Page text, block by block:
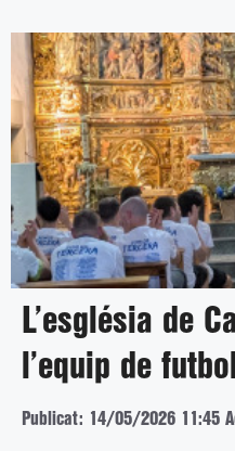
L’església de
l’equip de
Publicat: 14/05/2026 11:45